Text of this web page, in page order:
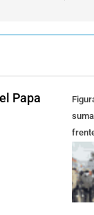
Papa